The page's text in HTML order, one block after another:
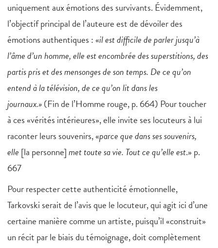
uniquement aux émotions des survivants. Évidemment,
l’objectif principal de l’auteure est de dévoiler des
émotions authentiques : «il est difficile de parler jusqu’à
l’âme d’un homme, elle est encombrée des superstitions, des
partis pris et des mensonges de son temps. De ce qu’on
entend à la télévision, de ce qu’on lit dans les
journaux.»(Fin de l’Homme rouge, p. 664) Pour toucher
à ces «vérités intérieures», elle invite ses locuteurs à lui
raconter leurs souvenirs, «parce que dans ses souvenirs,
elle [la personne]met toute sa vie. Tout ce qu’elle est.» p.
667
Pour respecter cette authenticité émotionnelle,
Tarkovski serait de l’avis que le locuteur, qui agit ici d’une
certaine manière comme un artiste, puisqu’il «construit»
un récit par le biais du témoignage, doit complètement